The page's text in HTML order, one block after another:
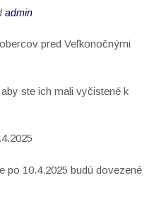
admin
pred Veľkonočnými
ste ich mali vyčistené k
po 10.4.2025 budú dovezené